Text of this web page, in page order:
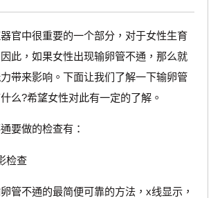
中很重要的一个部分，对于女性生育
此，如果女性出现输卵管不通，那么就
带来影响。下面让我们了解一下输卵管
么?希望女性对此有一定的了解。
做的检查有：
检查
不通的最简便可靠的方法，x线显示，